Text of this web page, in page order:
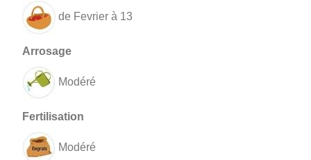
de Fevrier à 13
Modéré
Modéré